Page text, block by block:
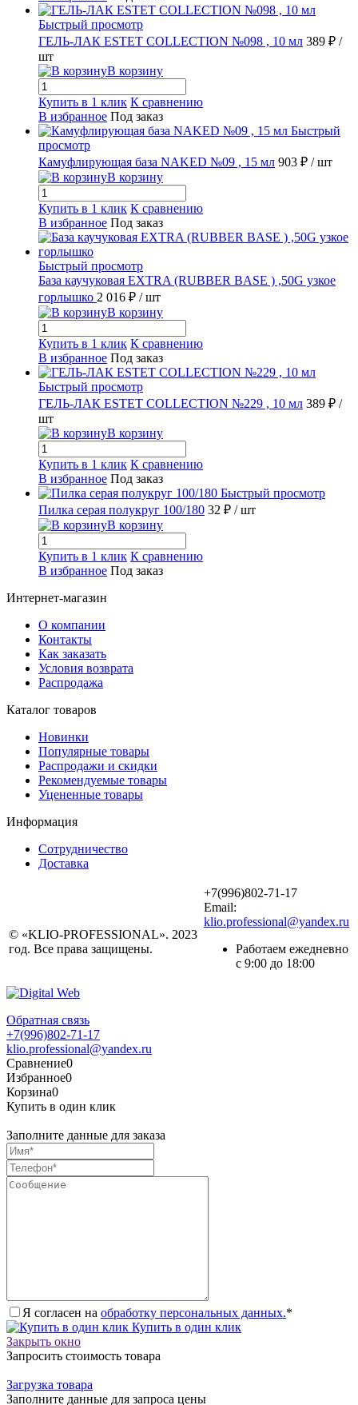
Быстрый просмотр
ГЕЛЬ-ЛАК ESTET COLLECTION №098 , 10 мл 389 ₽ /
шт
В корзину
Купить в 1 клик К сравнению
В избранное Под заказ
Быстрый
просмотр
Камуфлирующая база NAKED №09 , 15 мл 903 ₽ / шт
В корзину
Купить в 1 клик К сравнению
В избранное Под заказ
Быстрый просмотр
База каучуковая EXTRA (RUBBER BASE ) ,50G узкое
горлышко 2 016 ₽ / шт
В корзину
Купить в 1 клик К сравнению
В избранное Под заказ
Быстрый просмотр
ГЕЛЬ-ЛАК ESTET COLLECTION №229 , 10 мл 389 ₽ /
шт
В корзину
Купить в 1 клик К сравнению
В избранное Под заказ
Быстрый просмотр
Пилка серая полукруг 100/180 32 ₽ / шт
В корзину
Купить в 1 клик К сравнению
В избранное Под заказ
Интернет-магазин
О компании
Контакты
Как заказать
Условия возврата
Распродажа
Каталог товаров
Новинки
Популярные товары
Распродажи и скидки
Рекомендуемые товары
Уцененные товары
Информация
Сотрудничество
Доставка
© «KLIO-PROFESSIONAL». 2023
год. Все права защищены.
+7(996)802-71-17
Email:
klio.professional@yandex.ru
Работаем ежедневно
с 9:00 до 18:00
Обратная связь
+7(996)802-71-17
klio.professional@yandex.ru
Сравнение0
Избранное0
Корзина0
Купить в один клик
Заполните данные для заказа
Я согласен на обработку персональных данных.*
Купить в один клик
Закрыть окно
Запросить стоимость товара
Загрузка товара
Заполните данные для запроса цены